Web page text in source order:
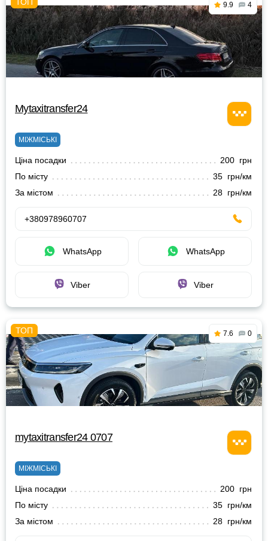
9.9 4
Mytaxitransfer24
МІЖМІСЬКІ
Ціна посадки
200 грн
По місту
35 грн/км
За містом
28 грн/км
+380978960707
WhatsApp WhatsApp
Viber Viber
7.6 0
mytaxitransfer24 0707
МІЖМІСЬКІ
Ціна посадки
200 грн
По місту
35 грн/км
За містом
28 грн/км